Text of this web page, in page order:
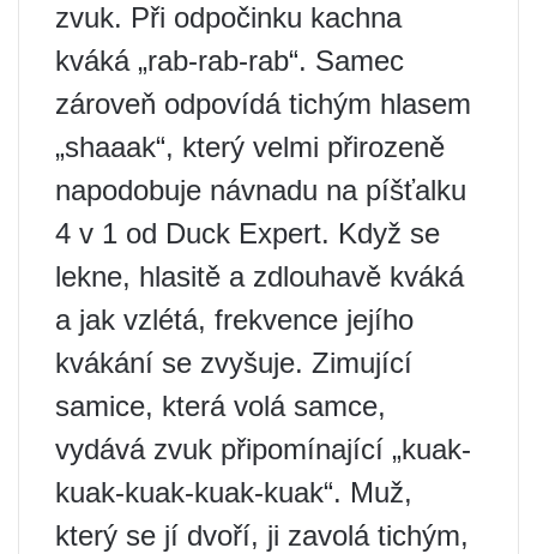
zvuk. Při odpočinku kachna
kváká „rab-rab-rab“. Samec
zároveň odpovídá tichým hlasem
„shaaak“, který velmi přirozeně
napodobuje návnadu na píšťalku
4 v 1 od Duck Expert. Když se
lekne, hlasitě a zdlouhavě kváká
a jak vzlétá, frekvence jejího
kvákání se zvyšuje. Zimující
samice, která volá samce,
vydává zvuk připomínající „kuak-
kuak-kuak-kuak-kuak“. Muž,
který se jí dvoří, ji zavolá tichým,